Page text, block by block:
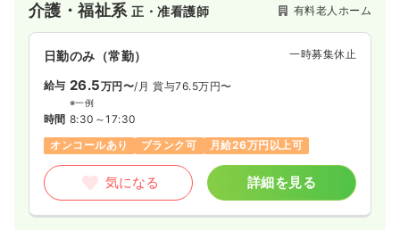
日勤のみ（パート） 一時募集休止
給与 時給1,800円〜
担当業務未経験可
気になる 詳細を見る
介護・福祉系正・准看護師 有料老人ホーム
日勤のみ（常勤） 一時募集休止
給与 26.5万円〜/月 賞与76.5万円〜
※一例
時間 8:30～17:30
オンコールあり
ブランク可 月給26万円以上可
気になる 詳細を見る